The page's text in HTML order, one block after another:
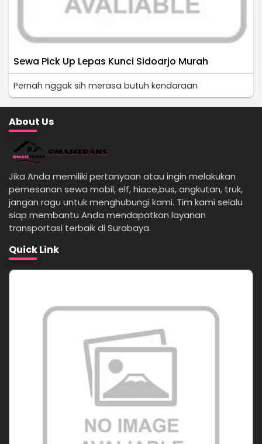
Sewa Pick Up Lepas Kunci Sidoarjo Murah
Pernah nggak sih merasa butuh kendaraan
About Us
Jika Anda memiliki pertanyaan atau ingin melakukan
pemesanan sewa mobil, elf, hiace,bus, angkutan, truk,
jangan ragu untuk menghubungi kami. Tim kami selalu
siap membantu Anda mendapatkan layanan
transportasi terbaik di Surabaya.
Quick Link